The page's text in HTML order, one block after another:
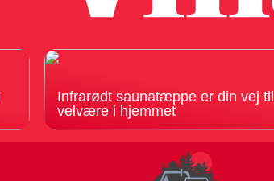
Infrarødt saunatæppe er din vej til
velvære i hjemmet